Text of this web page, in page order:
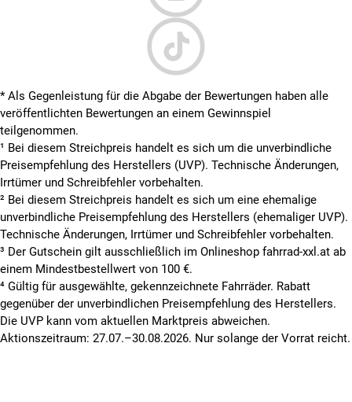
* Als Gegenleistung für die Abgabe der Bewertungen haben alle
veröffentlichten Bewertungen an einem Gewinnspiel
teilgenommen.
¹ Bei diesem Streichpreis handelt es sich um die unverbindliche
Preisempfehlung des Herstellers (UVP). Technische Änderungen,
Irrtümer und Schreibfehler vorbehalten.
² Bei diesem Streichpreis handelt es sich um eine ehemalige
unverbindliche Preisempfehlung des Herstellers (ehemaliger UVP).
Technische Änderungen, Irrtümer und Schreibfehler vorbehalten.
³ Der Gutschein gilt ausschließlich im Onlineshop fahrrad-xxl.at ab
einem Mindestbestellwert von 100 €.
⁴ Gültig für ausgewählte, gekennzeichnete Fahrräder. Rabatt
gegenüber der unverbindlichen Preisempfehlung des Herstellers.
Die UVP kann vom aktuellen Marktpreis abweichen.
Aktionszeitraum: 27.07.–30.08.2026. Nur solange der Vorrat reicht.